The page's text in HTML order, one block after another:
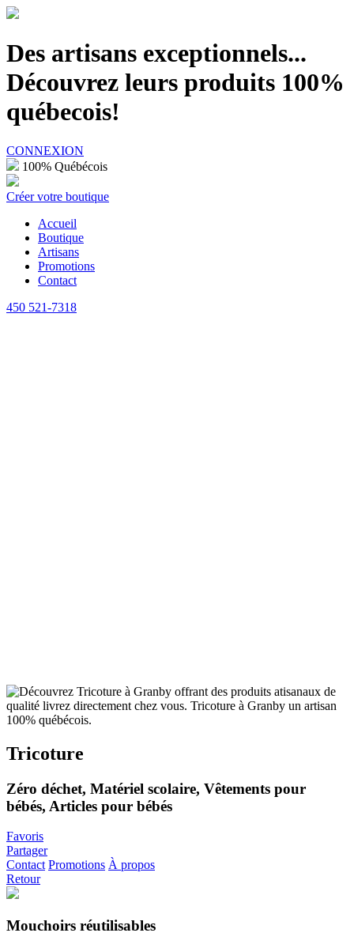
Des artisans exceptionnels...
Découvrez leurs produits 100%
québecois!
CONNEXION
100% Québécois
Créer votre boutique
Accueil
Boutique
Artisans
Promotions
Contact
450 521-7318
Tricoture
Zéro déchet, Matériel scolaire, Vêtements pour
bébés, Articles pour bébés
Favoris
Partager
Contact Promotions À propos
Retour
Mouchoirs réutilisables